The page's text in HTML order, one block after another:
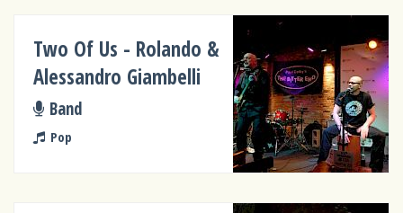
Two Of Us - Rolando &
Alessandro Giambelli
Band
Pop